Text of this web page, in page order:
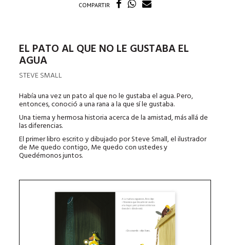
COMPARTIR
EL PATO AL QUE NO LE GUSTABA EL
AGUA
STEVE SMALL
Había una vez un pato al que no le gustaba el agua. Pero,
entonces, conoció a una rana a la que sí le gustaba.
Una tierna y hermosa historia acerca de la amistad, más allá de
las diferencias.
El primer libro escrito y dibujado por Steve Small, el ilustrador
de Me quedo contigo, Me quedo con ustedes y
Quedémonos juntos.